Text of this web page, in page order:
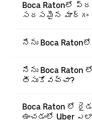
Boca Ratonలో
సరసమైన మార్గం
నేను Boca
నేను Boca
తీసుకోవచ్చా?
Boca Raton లో
ఉంచడంలో Uber